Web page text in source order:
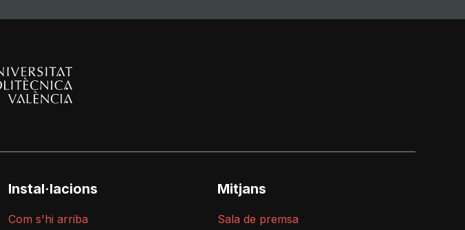
Instal·lacions
Com s'hi arriba
Mitjans
Sala de premsa